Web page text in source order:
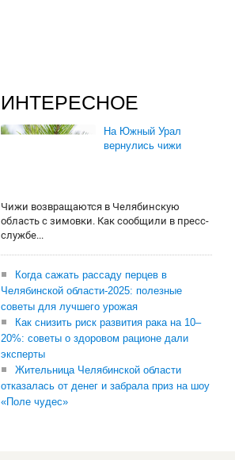
ИНТЕРЕСНОЕ
На Южный Урал
вернулись чижи
Чижи возвращаются в Челябинскую
область с зимовки. Как сообщили в пресс-
службе...
Когда сажать рассаду перцев в
Челябинской области-2025: полезные
советы для лучшего урожая
Как снизить риск развития рака на 10–
20%: советы о здоровом рационе дали
эксперты
Жительница Челябинской области
отказалась от денег и забрала приз на шоу
«Поле чудес»